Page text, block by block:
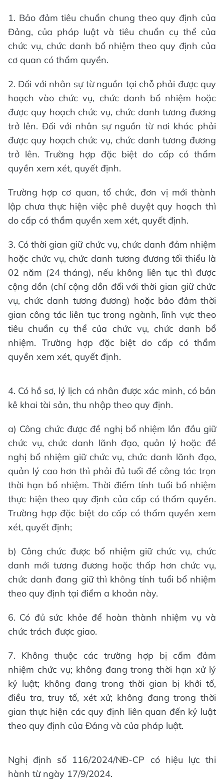
1. Bảo đảm tiêu chuẩn chung theo quy định của
Đảng, của pháp luật và tiêu chuẩn cụ thể của
chức vụ, chức danh bổ nhiệm theo quy định của
cơ quan có thẩm quyền.
2. Đối với nhân sự từ nguồn tại chỗ phải được quy
hoạch vào chức vụ, chức danh bổ nhiệm hoặc
được quy hoạch chức vụ, chức danh tương đương
trở lên. Đối với nhân sự nguồn từ nơi khác phải
được quy hoạch chức vụ, chức danh tương đương
trở lên. Trường hợp đặc biệt do cấp có thẩm
quyền xem xét, quyết định.
Trường hợp cơ quan, tổ chức, đơn vị mới thành
lập chưa thực hiện việc phê duyệt quy hoạch thì
do cấp có thẩm quyền xem xét, quyết định.
3. Có thời gian giữ chức vụ, chức danh đảm nhiệm
hoặc chức vụ, chức danh tương đương tối thiểu là
02 năm (24 tháng), nếu không liên tục thì được
cộng dồn (chỉ cộng dồn đối với thời gian giữ chức
vụ, chức danh tương đương) hoặc bảo đảm thời
gian công tác liên tục trong ngành, lĩnh vực theo
tiêu chuẩn cụ thể của chức vụ, chức danh bổ
nhiệm. Trường hợp đặc biệt do cấp có thẩm
quyền xem xét, quyết định.
4. Có hồ sơ, lý lịch cá nhân được xác minh, có bản
kê khai tài sản, thu nhập theo quy định.
a) Công chức được đề nghị bổ nhiệm lần đầu giữ
chức vụ, chức danh lãnh đạo, quản lý hoặc đề
nghị bổ nhiệm giữ chức vụ, chức danh lãnh đạo,
quản lý cao hơn thì phải đủ tuổi để công tác trọn
thời hạn bổ nhiệm. Thời điểm tính tuổi bổ nhiệm
thực hiện theo quy định của cấp có thẩm quyền.
Trường hợp đặc biệt do cấp có thẩm quyền xem
xét, quyết định;
b) Công chức được bổ nhiệm giữ chức vụ, chức
danh mới tương đương hoặc thấp hơn chức vụ,
chức danh đang giữ thì không tính tuổi bổ nhiệm
theo quy định tại điểm a khoản này.
6. Có đủ sức khỏe để hoàn thành nhiệm vụ và
chức trách được giao.
7. Không thuộc các trường hợp bị cấm đảm
nhiệm chức vụ; không đang trong thời hạn xử lý
kỷ luật; không đang trong thời gian bị khởi tố,
điều tra, truy tố, xét xử; không đang trong thời
gian thực hiện các quy định liên quan đến kỷ luật
theo quy định của Đảng và của pháp luật.
Nghị định số 116/2024/NĐ-CP có hiệu lực thi
hành từ ngày 17/9/2024.